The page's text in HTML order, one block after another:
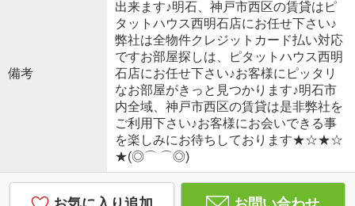
備考
出来ます♪明石、神戸市西区の賃貸はピ
タットハウス西明石店にお任せ下さい♪
弊社は全物件クレジットカード払い対応
ですお部屋探しは、ピタットハウス西明
石店にお任せ下さい♪お客様にピッタリ
なお部屋がきっと見つかります♪明石市
内全域、神戸市西区の賃貸は是非弊社を
ご利用下さい♪お客様にお会いできる事
を楽しみにお待ちしております★☆★☆
★(◎⌒ ⌒◎)